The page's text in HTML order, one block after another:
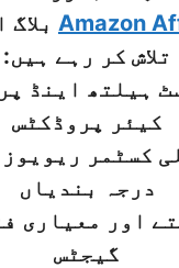
Amazon
تلاش کر رہے ہیں:
ہیلتھ اینڈ
کیئر پروڈکٹس
کسٹمر ریویوز
درجہ بندیاں
اور معیاری
گیجٹس